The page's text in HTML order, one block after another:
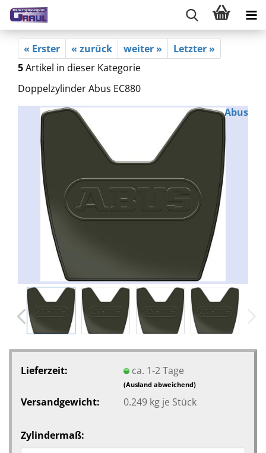
« Erster « zurück weiter »
Letzter »
5Artikel in dieser Kategorie
Doppelzylinder Abus EC880
Abus
Lieferzeit: ca. 1-2 Tage
(Ausland abweichend)
Versandgewicht: 0.249kg je Stück
Zylindermaß: